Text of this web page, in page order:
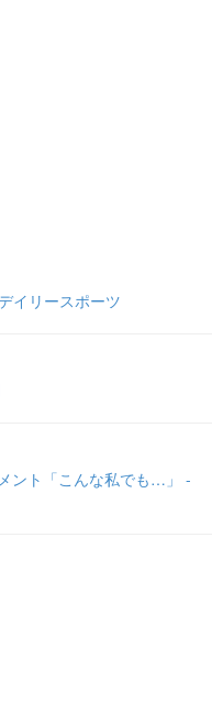
イリースポーツ
ント「こんな私でも…」 -